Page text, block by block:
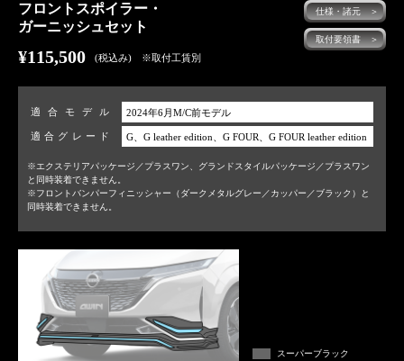
フロントスポイラー・
ガーニッシュセット
¥115,500 (税込み) ※取付工賃別
取付要領書 ＞
仕様・諸元 ＞
適合モデル 2024年6月M/C前モデル
適合グレード G、G leather edition、G FOUR、G FOUR leather edition
※エクステリアパッケージ／プラスワン、グランドスタイルパッケージ／プラスワン
と同時装着できません。
※フロントバンパーフィニッシャー（ダークメタルグレー／カッパー／ブラック）と
同時装着できません。
スーパーブラック